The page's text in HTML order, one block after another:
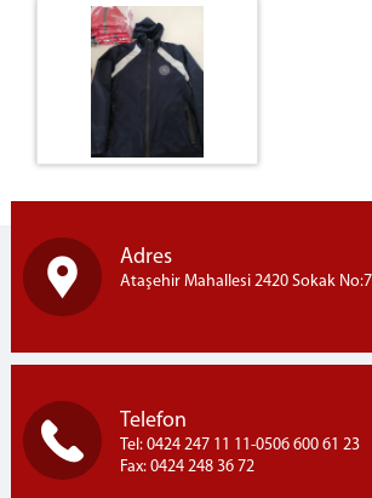
TEKSTİL ATÖLYESİ
MERMER ÜRÜNLER
MERMER KATALOGU
Adres
Ataşehir Mahallesi 2420 Sokak
Telefon
Tel: 0424 247 11 11-0506 600 61 23
Fax: 0424 248 36 72